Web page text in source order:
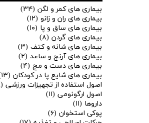
بیماری های کمر و لگن (۳۴)
بیماری های ران و زانو (۱۲)
بیماری های ساق و پا (۱۰)
بیماری های گردن (۸)
بیماری های شانه و کتف (۳)
بیماری های آرنج و ساعد (۲)
بیماری های دست و مچ (۴)
بیماری های شایع پا در کودکان (۱۳)
اصول استفاده از تجهیزات ورزشی (۹)
اصول ارگونومی (۱۱)
داروها (۱۱)
پوکی استخوان (۶)